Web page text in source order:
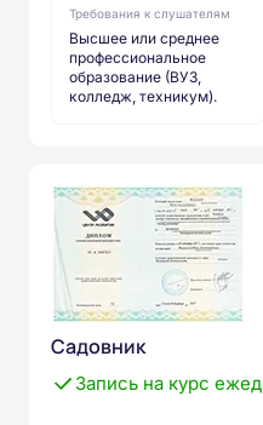
Требования к слушателям
Высшее или среднее
профессиональное
образование (ВУЗ,
колледж, техникум).
Садовник
Запись на курс